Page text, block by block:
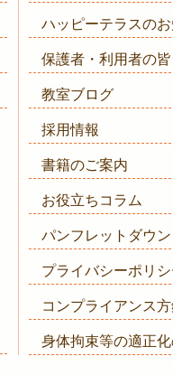
ハッピーテラスの
保護者・利用者の
教室ブログ
採用情報
書籍のご案内
お役立ちコラム
パンフレットダウ
プライバシーポリシ
コンプライアンス
身体拘束等の適正